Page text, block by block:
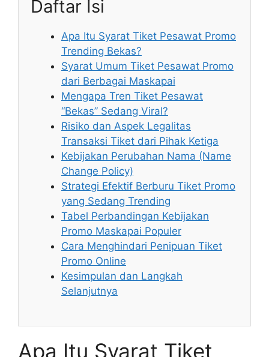
Daftar Isi
Apa Itu Syarat Tiket Pesawat Promo
Trending Bekas?
Syarat Umum Tiket Pesawat Promo
dari Berbagai Maskapai
Mengapa Tren Tiket Pesawat
“Bekas” Sedang Viral?
Risiko dan Aspek Legalitas
Transaksi Tiket dari Pihak Ketiga
Kebijakan Perubahan Nama (Name
Change Policy)
Strategi Efektif Berburu Tiket Promo
yang Sedang Trending
Tabel Perbandingan Kebijakan
Promo Maskapai Populer
Cara Menghindari Penipuan Tiket
Promo Online
Kesimpulan dan Langkah
Selanjutnya
Apa Itu Syarat Tiket